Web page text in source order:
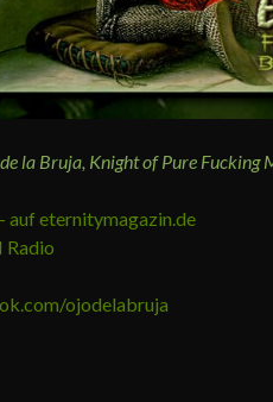
la Bruja, Knight of Pure Fucking
auf eternitymagazin.de
Radio
ojodelabruja